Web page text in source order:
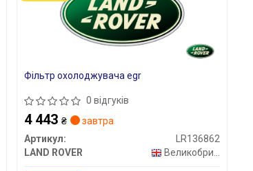
Фільтр охолоджувача egr
0 відгуків
4 443₴
завтра
Артикул:
LR136862
LAND ROVER
Великобританія